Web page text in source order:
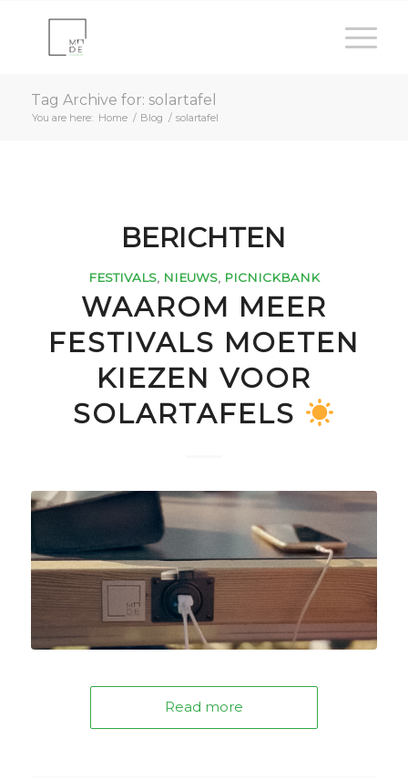
Tag Archive for: solartafel
You are here: Home / Blog / solartafel
BERICHTEN
FESTIVALS, NIEUWS, PICNICKBANK
WAAROM MEER
FESTIVALS MOETEN
KIEZEN VOOR
SOLARTAFELS
Read more